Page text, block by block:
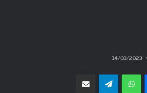
14/03/2023
ماسنجر واتسابتيلقرام